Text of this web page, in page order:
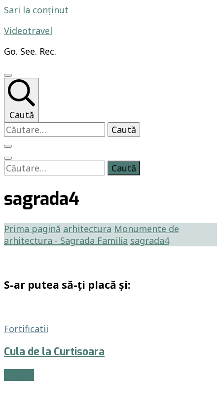
Sari la conținut
Videotravel
Go. See. Rec.
Caută
Caută
după:
Caută
după:
sagrada4
Prima pagină arhitectura Monumente de
arhitectura - Sagrada Familia sagrada4
S-ar putea să-ți placă și:
Fortificatii
Cula de la Curtisoara